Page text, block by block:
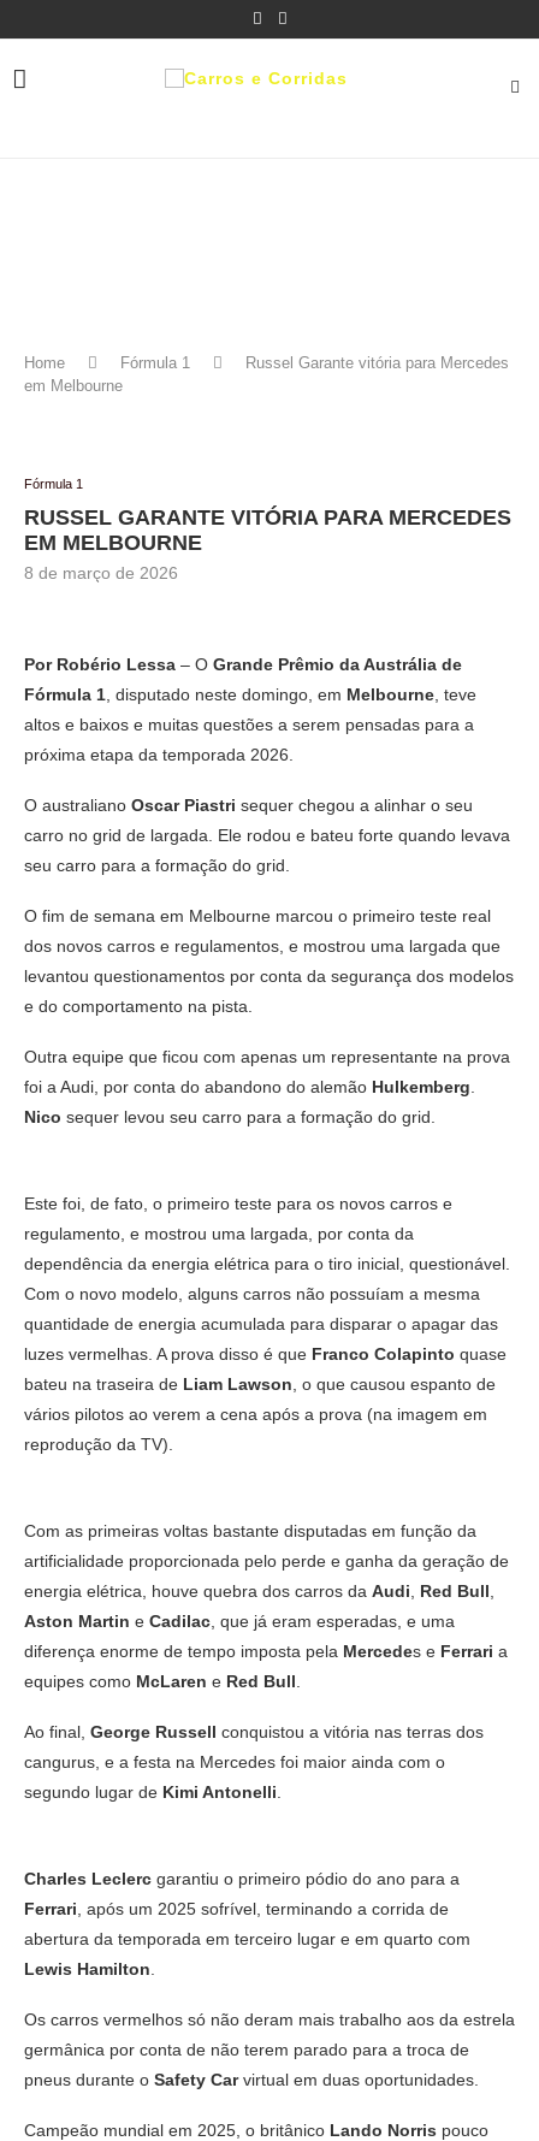
Home Fórmula 1
Russel Garante vitória para Mercedes
em Melbourne
Fórmula 1
RUSSEL GARANTE VITÓRIA PARA MERCEDES
EM MELBOURNE
8 de março de 2026
Por Robério Lessa – O Grande Prêmio da Austrália de
Fórmula 1 , disputado neste domingo, em Melbourne , teve
altos e baixos e muitas questões a serem pensadas para a
próxima etapa da temporada 2026.
O australiano Oscar Piastri sequer chegou a alinhar o seu
carro no grid de largada. Ele rodou e bateu forte quando levava
seu carro para a formação do grid.
O fim de semana em Melbourne marcou o primeiro teste real
dos novos carros e regulamentos, e mostrou uma largada que
levantou questionamentos por conta da segurança dos modelos
e do comportamento na pista.
Outra equipe que ficou com apenas um representante na prova
foi a Audi, por conta do abandono do alemão Hulkemberg
Nico sequer levou seu carro para a formação do grid.
Este foi, de fato, o primeiro teste para os novos carros e
regulamento, e mostrou uma largada, por conta da
dependência da energia elétrica para o tiro inicial, questionável.
Com o novo modelo, alguns carros não possuíam a mesma
quantidade de energia acumulada para disparar o apagar das
luzes vermelhas. A prova disso é que Franco Colapinto quase
bateu na traseira de Liam Lawson , o que causou espanto de
vários pilotos ao verem a cena após a prova (na imagem em
reprodução da TV).
Com as primeiras voltas bastante disputadas em função da
artificialidade proporcionada pelo perde e ganha da geração de
energia elétrica, houve quebra dos carros da Audi Red Bull
Aston Martin e Cadilac , que já eram esperadas, e uma
diferença enorme de tempo imposta pela Mercedes e Ferrari a
equipes como McLaren e Red Bull
Ao final, George Russell conquistou a vitória nas terras dos
cangurus, e a festa na Mercedes foi maior ainda com o
segundo lugar de Kimi Antonelli
Charles Leclerc garantiu o primeiro pódio do ano para a
Ferrari , após um 2025 sofrível, terminando a corrida de
abertura da temporada em terceiro lugar e em quarto com
Lewis Hamilton
Os carros vermelhos só não deram mais trabalho aos da estrela
germânica por conta de não terem parado para a troca de
pneus durante o Safety Carvirtual em duas oportunidades.
Campeão mundial em 2025, o britânico Lando Norris pouco